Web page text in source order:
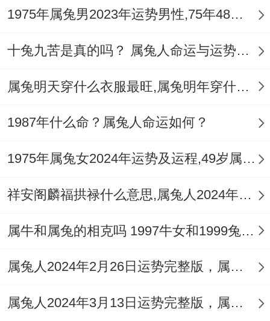
- 同情心,也能体谅其他人的疾苦,累积到一定
争、懂得谦虚同礼让，对待家庭同另一半都
回家，也能让心把家庭的事情上都能去打理
好、属兔女做的井井有条，也是能勤劳持家
属兔人对丈夫与生活积极的事情上有很好的
狗人相合,属兔妻子和丈夫会给到丈夫带来好
运气。
1975年属兔男2023年运势男性,75年48岁属兔男2023年每月运程怎么样
十兔九苦是真的吗？ 属兔人命运与运势如何？
属兔明天穿什么衣服最旺,属兔明年穿什么颜色的衣服好
1987年什么命？属兔人命运如何？
1975年属兔女2024年运势及运程,49岁属兔人2024全年每月运势女性如何
祥安阁麟福拱禄什么意思,属兔人2024年佩戴什么好
属牛和属兔的相克吗 1997牛女和1999兔男相配吗
属兔人2024年2月26日运势完整版，属兔2024年2月26日今日运势如何
属兔人2024年3月13日运势完整版，属兔2024年3月13日今日运势如何